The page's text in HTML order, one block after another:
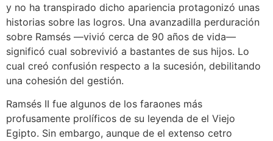
y no ha transpirado dicho apariencia protagonizó unas
historias sobre las logros. Una avanzadilla perduración
sobre Ramsés —vivió cerca de 90 años de vida—
significó cual sobrevivió a bastantes de sus hijos. Lo
cual creó confusión respecto a la sucesión, debilitando
una cohesión del gestión.
Ramsés II fue algunos de los faraones más
profusamente prolíficos de su leyenda de el Viejo
Egipto. Sin embargo, aunque de el extenso cetro